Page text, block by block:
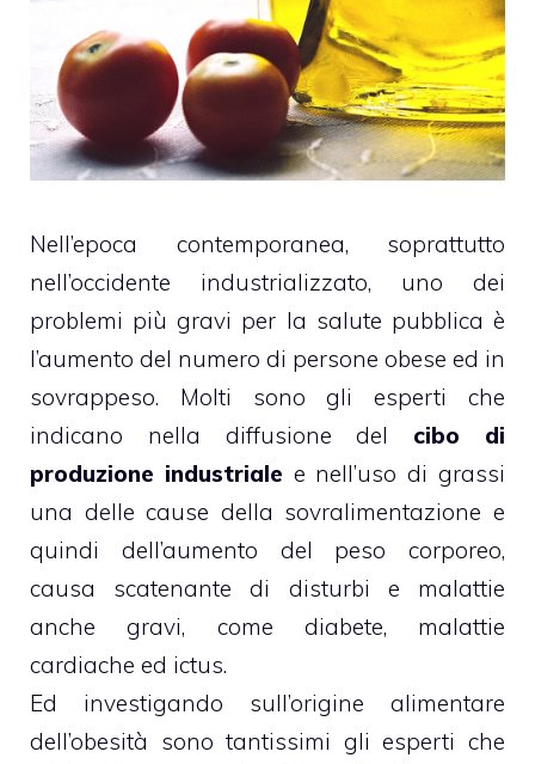
Nell’epoca contemporanea, soprattutto
nell’occidente industrializzato, uno dei
problemi più gravi per la salute pubblica è
l’aumento del numero di persone obese ed in
sovrappeso. Molti sono gli esperti che
indicano nella diffusione del cibo di
produzione industriale e nell’uso di grassi
una delle cause della sovralimentazione e
quindi dell’aumento del peso corporeo,
causa scatenante di disturbi e malattie
anche gravi, come diabete, malattie
cardiache ed ictus.
Ed investigando sull’origine alimentare
dell’obesità sono tantissimi gli esperti che